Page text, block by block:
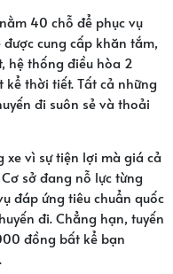
40 chỗ để phục vụ
được cung cấp khăn tắm,
hệ thống điều hòa 2
thời tiết. Tất cả những
đi suôn sẻ và thoải
vì sự tiện lợi mà giá cả
sở đang nỗ lực từng
đáp ứng tiêu chuẩn quốc
đi. Chẳng hạn, tuyến
đồng bất kể bạn